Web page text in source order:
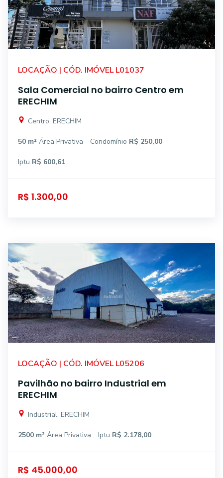
LOCAÇÃO | CÓD. IMÓVEL L01037
Sala Comercial no bairro Centro em
ERECHIM
Centro, ERECHIM
50 m² Área Privativa Condomínio R$ 250,00
Iptu R$ 600,61
R$ 1.300,00
LOCAÇÃO | CÓD. IMÓVEL L05206
Pavilhão no bairro Industrial em
ERECHIM
Industrial, ERECHIM
2500 m² Área Privativa Iptu R$ 2.178,00
R$ 45.000,00